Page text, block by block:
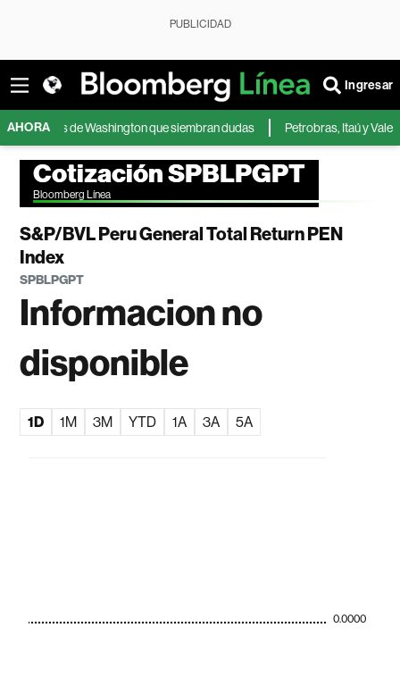
PUBLICIDAD
Ingresar
AHORAde Washington que siembran dudas Petrobras, Itaú y Vale:
Cotización SPBLPGPT
Bloomberg Línea
S&P/BVL Peru General Total Return PEN
Index
SPBLPGPT
Informacion no
disponible
1D 1M 3M YTD 1A 3A 5A
0.0000